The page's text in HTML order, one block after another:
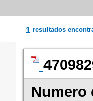
1 resultados
Numero